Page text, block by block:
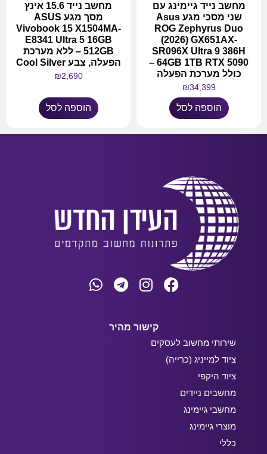
מחשב נייד גיימינג עם
שני מסכי מגע Asus
ROG Zephyrus Duo
(2026) GX651AX-
SR096X Ultra 9 386H
64GB 1TB RTX 5090 –
כולל מערכת הפעלה
₪34,399
הוספה לסל
מחשב נייד 15.6 אינץ
מסך מגע ASUS
Vivobook 15 X1504MA-
E8341 Ultra 5 16GB
512GB – ללא מערכת
הפעלה, צבע Cool Silver
₪2,690
הוספה לסל
קישור מהיר
שירותי מחשוב לעסקים
ציוד למייניג (כרייה)
ציוד היקפי
מחשבים ניידים
מחשבי גיימינג
מוצרי גיימינג
כללי